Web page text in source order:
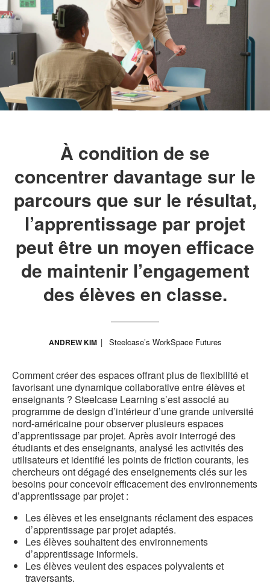
À condition de se
concentrer davantage sur le
parcours que sur le résultat,
l’apprentissage par projet
peut être un moyen efficace
de maintenir l’engagement
des élèves en classe.
ANDREW KIM Steelcase’s WorkSpace Futures
Comment créer des espaces offrant plus de flexibilité et
favorisant une dynamique collaborative entre élèves et
enseignants ? Steelcase Learning s’est associé au
programme de design d’intérieur d’une grande université
nord-américaine pour observer plusieurs espaces
d’apprentissage par projet. Après avoir interrogé des
étudiants et des enseignants, analysé les activités des
utilisateurs et identifié les points de friction courants, les
chercheurs ont dégagé des enseignements clés sur les
besoins pour concevoir efficacement des environnements
d’apprentissage par projet :
Les élèves et les enseignants réclament des espaces
d’apprentissage par projet adaptés.
Les élèves souhaitent des environnements
d’apprentissage informels.
Les élèves veulent des espaces polyvalents et
traversants.